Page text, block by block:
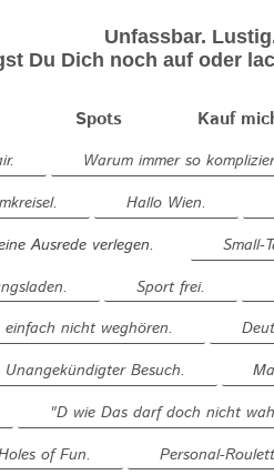
Unfassbar.
Du Dich noch auf oder
Spots Kauf
Warum immer so
Hallo Wien.
Ausrede verlegen. Small-
Sport frei.
nicht weghören.
Unangekündigter Besuch.
"D wie Das darf doch nicht
of Fun. Personal-